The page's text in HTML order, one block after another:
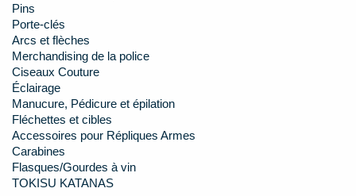
Pins
Porte-clés
Arcs et flèches
Merchandising de la police
Ciseaux Couture
Éclairage
Manucure, Pédicure et épilation
Fléchettes et cibles
Accessoires pour Répliques Armes
Carabines
Flasques/Gourdes à vin
TOKISU KATANAS